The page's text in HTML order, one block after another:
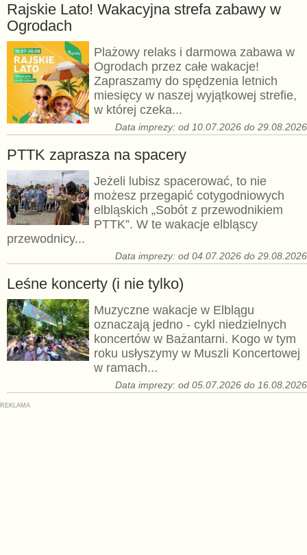
Rajskie Lato! Wakacyjna strefa zabawy w
Ogrodach
Plażowy relaks i darmowa zabawa w
Ogrodach przez całe wakacje!
Zapraszamy do spędzenia letnich
miesięcy w naszej wyjątkowej strefie,
w której czeka...
Data imprezy: od 10.07.2026 do 29.08.2026
PTTK zaprasza na spacery
Jeżeli lubisz spacerować, to nie
możesz przegapić cotygodniowych
elbląskich „Sobót z przewodnikiem
PTTK”. W te wakacje elbląscy
przewodnicy...
Data imprezy: od 04.07.2026 do 29.08.2026
Leśne koncerty (i nie tylko)
Muzyczne wakacje w Elblągu
oznaczają jedno - cykl niedzielnych
koncertów w Bażantarni. Kogo w tym
roku usłyszymy w Muszli Koncertowej
w ramach...
Data imprezy: od 05.07.2026 do 16.08.2026